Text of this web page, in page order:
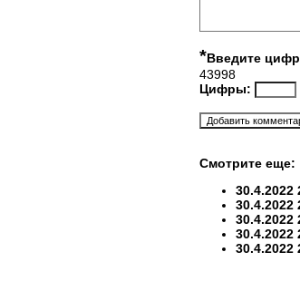
*Введите
43998
Цифры:
Смотрите еще:
30.4.2022
30.4.2022
30.4.2022
30.4.2022
30.4.2022